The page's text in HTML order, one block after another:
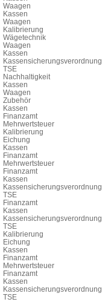
Waagen
Kassen
Waagen
Kalibrierung
Wägetechnik
Waagen
Kassen
Kassensicherungsverordnung
TSE
Nachhaltigkeit
Kassen
Waagen
Zubehör
Kassen
Finanzamt
Mehrwertsteuer
Kalibrierung
Eichung
Kassen
Finanzamt
Mehrwertsteuer
Finanzamt
Kassen
Kassensicherungsverordnung
TSE
Finanzamt
Kassen
Kassensicherungsverordnung
TSE
Kalibrierung
Eichung
Kassen
Finanzamt
Mehrwertsteuer
Finanzamt
Kassen
Kassensicherungsverordnung
TSE